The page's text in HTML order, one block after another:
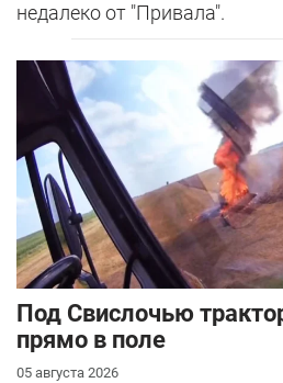
недалеко от "Привала".
Под Свислочью
прямо в поле
05 августа 2026